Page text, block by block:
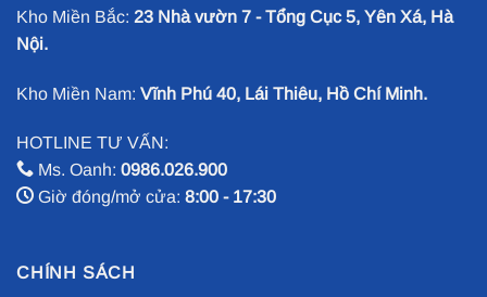
Kho Miền Bắc: 23 Nhà vườn 7 - Tổng Cục 5, Yên Xá, Hà
Nội.
Kho Miền Nam: Vĩnh Phú 40, Lái Thiêu, Hồ Chí Minh.
HOTLINE TƯ VẤN:
Ms. Oanh: 0986.026.900
Giờ đóng/mở cửa: 8:00 - 17:30
CHÍNH SÁCH